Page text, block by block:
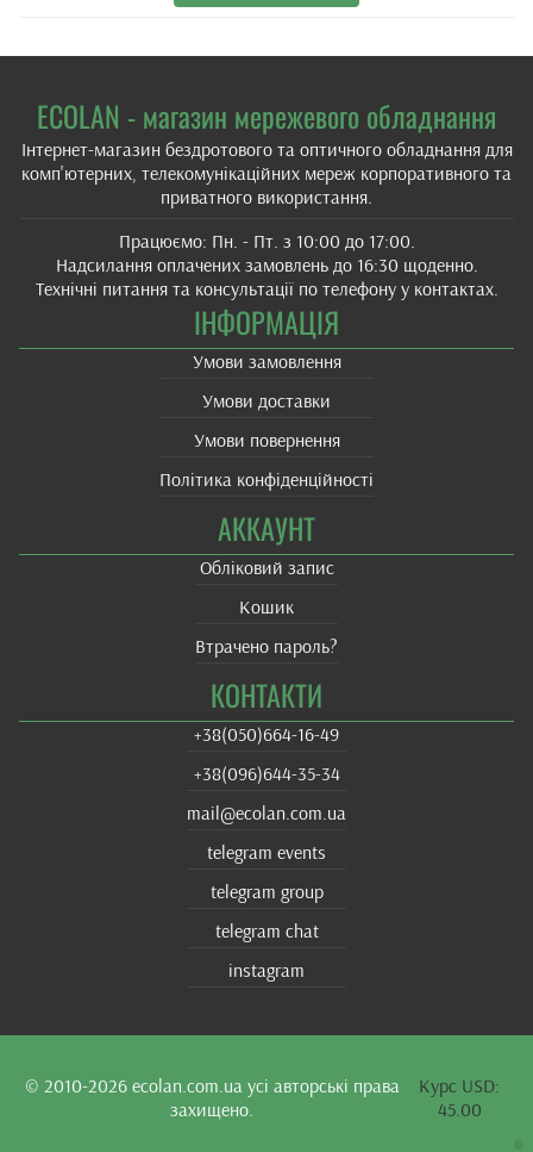
ECOLAN - магазин мережевого обладнання
Інтернет-магазин бездротового та оптичного обладнання для
комп'ютерних, телекомунікаційних мереж корпоративного та
приватного використання.
Працюємо: Пн. - Пт. з 10:00 до 17:00.
Надсилання оплачених замовлень до 16:30 щоденно.
Технічні питання та консультації по телефону у контактах.
ІНФОРМАЦІЯ
Умови замовлення
Умови доставки
Умови повернення
Політика конфіденційності
АККАУНТ
Обліковий запис
Кошик
Втрачено пароль?
КОНТАКТИ
+38(‎050)664-16-49
+38‎(096)644-35-34
mail@ecolan.com.ua
telegram events
telegram group
telegram chat
instagram
© 2010-2026 ecolan.com.uaусі авторські права
захищено.
Курс USD:
45.00